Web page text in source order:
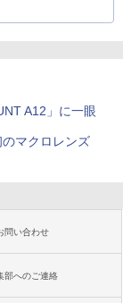
A12」に一眼
マクロレンズ
問い合わせ
部へのご連絡